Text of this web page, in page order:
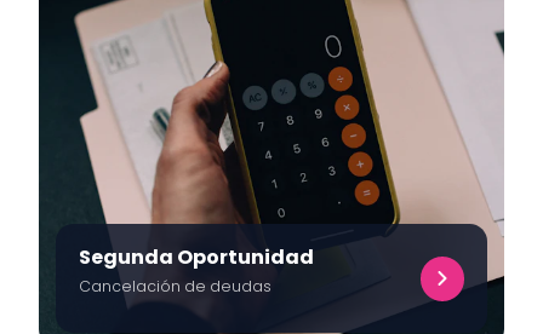
Segunda Oportunidad
Cancelación de deudas